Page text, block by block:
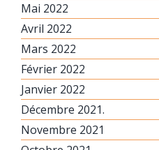
Mai 2022
Avril 2022
Mars 2022
Février 2022
Janvier 2022
Décembre 2021.
Novembre 2021